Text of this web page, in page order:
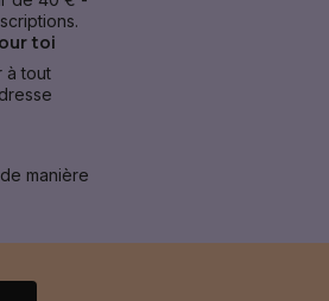
toi
à tout
manière